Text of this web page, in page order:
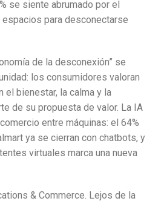
se siente abrumado por el
para desconectarse
de la desconexión” se
los consumidores valoran
el bienestar, la calma y la
de su propuesta de valor. La IA
entre máquinas: el 64%
ya se cierran con chatbots, y
virtuales marca una nueva
& Commerce. Lejos de la